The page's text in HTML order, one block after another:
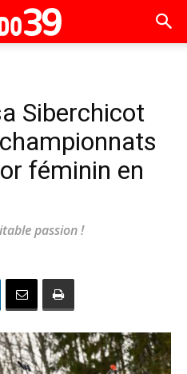
Siberchicot
féminin en
passion !